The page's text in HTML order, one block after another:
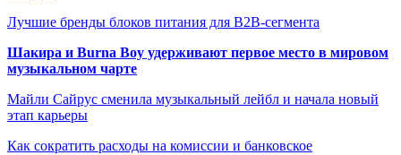
Лучшие бренды блоков питания для B2B-сегмента
Шакира и Burna Boy удерживают первое место в мировом
музыкальном чарте
Майли Сайрус сменила музыкальный лейбл и начала новый
этап карьеры
Как сократить расходы на комиссии и банковское